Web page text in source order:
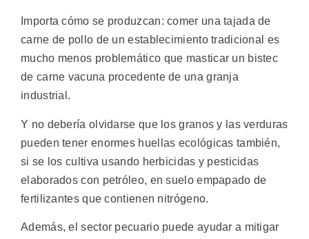
Importa cómo se produzcan: comer una tajada de
carne de pollo de un establecimiento tradicional es
mucho menos problemático que masticar un bistec
de carne vacuna procedente de una granja
industrial.
Y no debería olvidarse que los granos y las verduras
pueden tener enormes huellas ecológicas también,
si se los cultiva usando herbicidas y pesticidas
elaborados con petróleo, en suelo empapado de
fertilizantes que contienen nitrógeno.
Además, el sector pecuario puede ayudar a mitigar